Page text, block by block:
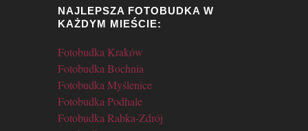
NAJLEPSZA FOTOBUDKA W
KAŻDYM MIEŚCIE:
Fotobudka Kraków
Fotobudka Bochnia
Fotobudka Myślenice
Fotobudka Podhale
Fotobudka Rabka-Zdrój